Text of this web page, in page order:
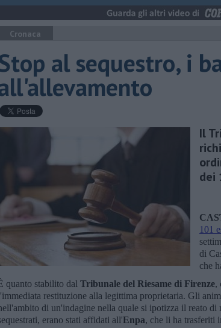
Cronaca
al sequestro, i
Il
dei
101
di
che
quanto stabilito dal Tribunale del Riesame di Firenze,
restituzione alla legittima proprietaria. Gli
di un'indagine nella quale si ipotizza il reato
erano stati affidati all'Enpa, che li ha trasferiti